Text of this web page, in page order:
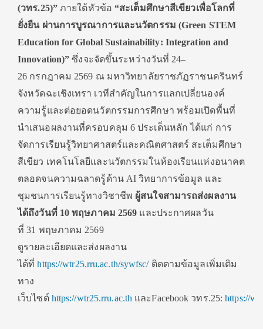
(วทร.25)”ภายใต้หัวข้อ“สะเต็มศึกษาสีเขียวเพื่อโลกที่
ยั่งยืน ผ่านการบูรณาการและนวัตกรรม (Green STEM
Education for Global Sustainability: Integration and
Innovation)” ซึ่งจะจัดขึ้นระหว่างวันที่ 24–
26 กรกฎาคม 2569 ณ มหาวิทยาลัยราชภัฏราชนครินทร์
จังหวัดฉะเชิงเทรา เวทีสำคัญในการแลกเปลี่ยนองค์
ความรู้และต่อยอดนวัตกรรมการศึกษา พร้อมเปิดพื้นที่
นำเสนอผลงานที่ครอบคลุม 6 ประเด็นหลัก ได้แก่ การ
จัดการเรียนรู้วิทยาศาสตร์และคณิตศาสตร์ สะเต็มศึกษา
สีเขียว เทคโนโลยีและนวัตกรรมในห้องเรียนแห่งอนาคต
ตลอดจนความฉลาดรู้ด้าน AI วิทยาการข้อมูล และ
ชุมชนการเรียนรู้ทางวิชาชีพ ผู้สนใจสามารถส่งผลงาน
ได้ถึงวันที่ 10 พฤษภาคม 2569 และประกาศผลวัน
ที่ 31 พฤษภาคม 2569
ดูรายละเอียดและส่งผลงาน
ได้ที่https://wtr25.rru.ac.th/sywfsc/ติดตามข้อมูลเพิ่มเติม
ทาง
เว็บไซต์ https://wtr25.rru.ac.th และFacebook วทร.25:https://